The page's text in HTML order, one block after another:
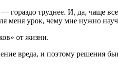
труднее. И, да, чаще
меня урок, чему мне нужно
от жизни.
вреда, и поэтому решения